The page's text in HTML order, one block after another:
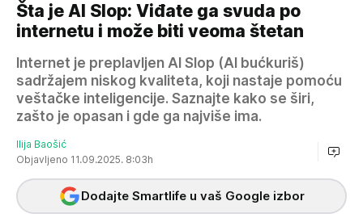
Šta je AI Slop: Viđate ga svuda po
internetu i može biti veoma štetan
Internet je preplavljen AI Slop (AI bućkuriš)
sadržajem niskog kvaliteta, koji nastaje pomoću
veštačke inteligencije. Saznajte kako se širi,
zašto je opasan i gde ga najviše ima.
Ilija Baošić
Objavljeno 11.09.2025. 8:03h
Dodajte Smartlife u vaš Google izbor